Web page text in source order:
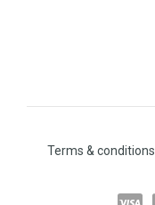
Terms & conditions